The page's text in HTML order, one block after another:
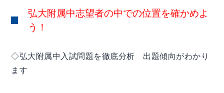
弘大附属中志望者の中での位置を確かめよ
う！
◇弘大附属中入試問題を徹底分析 出題傾向がわかり
ます